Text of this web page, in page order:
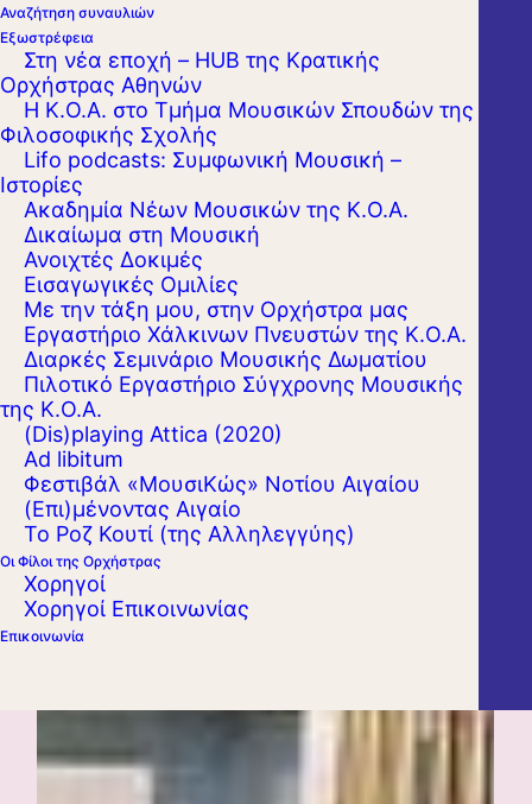
Αναζήτηση συναυλιών
Εξωστρέφεια
Στη νέα εποχή – HUB της Κρατικής
Ορχήστρας Αθηνών
Η Κ.Ο.Α. στο Τμήμα Μουσικών Σπουδών της
Φιλοσοφικής Σχολής
Lifo podcasts: Συμφωνική Μουσική –
Ιστορίες
Ακαδημία Νέων Μουσικών της Κ.Ο.Α.
Δικαίωμα στη Μουσική
Ανοιχτές Δοκιμές
Εισαγωγικές Ομιλίες
Με την τάξη μου, στην Ορχήστρα μας
Εργαστήριo Χάλκινων Πνευστών της Κ.Ο.Α.
Διαρκές Σεμινάριο Μουσικής Δωματίου
Πιλοτικό Εργαστήριο Σύγχρονης Μουσικής
της Κ.Ο.Α.
(Dis)playing Attica (2020)
Ad libitum
Φεστιβάλ «ΜουσιΚώς» Νοτίου Αιγαίου
(Επι)μένοντας Αιγαίο
Το Ροζ Κουτί (της Αλληλεγγύης)
Οι Φίλοι της Ορχήστρας
Χορηγοί
Χορηγοί Επικοινωνίας
Επικοινωνία